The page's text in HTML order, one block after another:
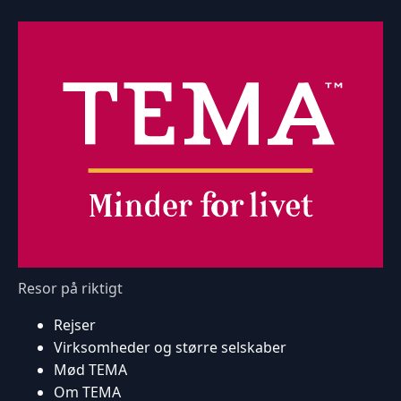
Resor på riktigt
Rejser
Virksomheder og større selskaber
Mød TEMA
Om TEMA